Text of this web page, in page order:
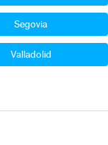
Segovia
Valladolid